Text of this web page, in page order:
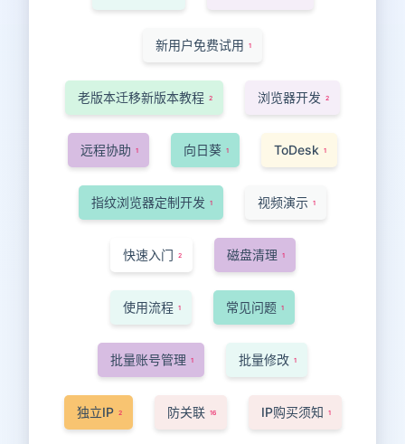
新用户免费试用 1
老版本迁移新版本教程 2 浏览器开发 2
远程协助 1 向日葵 1 ToDesk 1
指纹浏览器定制开发 1 视频演示 1
快速入门 2 磁盘清理 1
使用流程 1 常见问题 1
批量账号管理 1 批量修改 1
独立IP 2 防关联 16 IP购买须知 1